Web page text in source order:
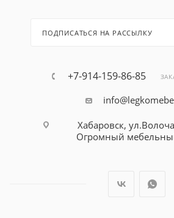
ПОДПИСАТЬСЯ НА РАССЫЛКУ
+7-914-159-86-85
Хабаровск,
Огромный